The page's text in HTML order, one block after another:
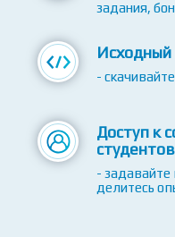
- полезные
задания,
-
Доступ к